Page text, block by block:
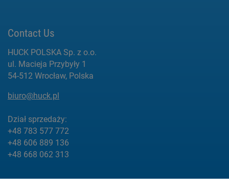
Contact Us
HUCK POLSKA Sp. z o.o.
ul. Macieja Przybyły 1
54-512 Wrocław, Polska
biuro@huck.pl
Dział sprzedaży:
+48 783 577 772
+48 606 889 136
+48 668 062 313